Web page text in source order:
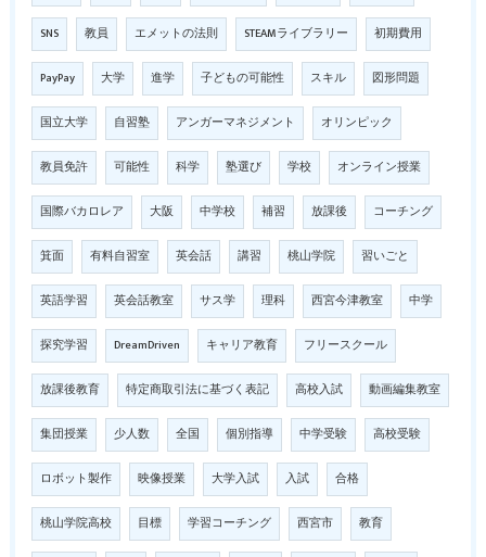
SNS 教員 エメットの法則 STEAMライブラリー 初期費用
PayPay 大学 進学 子どもの可能性 スキル 図形問題
国立大学 自習塾 アンガーマネジメント オリンピック
教員免許 可能性 科学 塾選び 学校 オンライン授業
国際バカロレア 大阪 中学校 補習 放課後 コーチング
箕面 有料自習室 英会話 講習 桃山学院 習いごと
英語学習 英会話教室 サス学 理科 西宮今津教室 中学
探究学習 DreamDriven キャリア教育 フリースクール
放課後教育 特定商取引法に基づく表記 高校入試 動画編集教室
集団授業 少人数 全国 個別指導 中学受験 高校受験
ロボット製作 映像授業 大学入試 入試 合格
桃山学院高校 目標 学習コーチング 西宮市 教育